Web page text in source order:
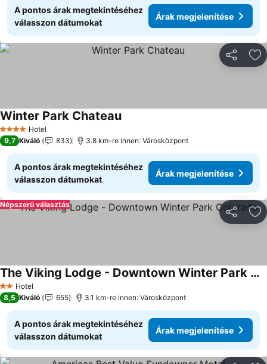
A pontos árak megtekintéséhez
válasszon dátumokat
Árak megjelenítése
4 KategóriaHotel
Winter Park ChateauÁrak megjelenítése
9,7 Kiváló 833 3.8 km-re innen: Városközpont
A pontos árak megtekintéséhez
válasszon dátumokat
Árak megjelenítése
Népszerű választás
2 Kategória
Hotel
The Viking Lodge - Downtown Winter Park Colorado
Árak megjelenítése
8,5 Kiváló 655 3.1 km-re innen: Városközpont
A pontos árak megtekintéséhez
válasszon dátumokat
Árak megjelenítése